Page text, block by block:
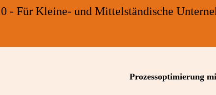
- Für Kleine- und Mittelständische
Prozessoptimierung